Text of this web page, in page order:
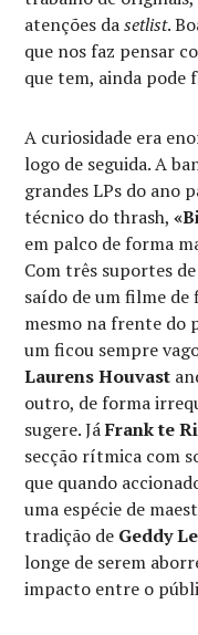
atenções dasetlist.
que nos faz pensar
que tem, ainda pode
A curiosidade era
logo de seguida. A
grandes LPs do ano
técnico do thrash,
em palco de forma
Com três suportes
saído de um filme
mesmo na frente do
um ficou sempre
Laurens Houvast
outro, de forma
sugere. JáFrank te
secção rítmica com
que quando
uma espécie de
tradição de Geddy
longe de serem
impacto entre o